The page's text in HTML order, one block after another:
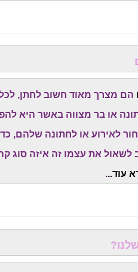
הם מצרך מאוד חשוב לחתן,
או בר מצווה באשר היא
לאירוע או לחתונה שלהם,
לשאול את עצמו זה איזה סוג
עוד...